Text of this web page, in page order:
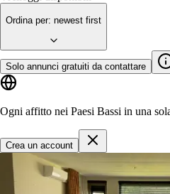
Ricevi per primo le
Amsterdam Rotterdam
Inizia
Alloggi disponibili